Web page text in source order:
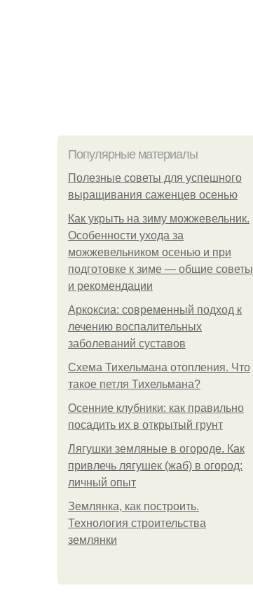
Популярные материалы
Полезные советы для успешного
выращивания саженцев осенью
Как укрыть на зиму можжевельник.
Особенности ухода за
можжевельником осенью и при
подготовке к зиме — общие советы
и рекомендации
Аркоксиа: современный подход к
лечению воспалительных
заболеваний суставов
Схема Тихельмана отопления. Что
такое петля Тихельмана?
Осенние клубники: как правильно
посадить их в открытый грунт
Лягушки земляные в огороде. Как
привлечь лягушек (жаб) в огород:
личный опыт
Землянка, как построить.
Технология строительства
землянки